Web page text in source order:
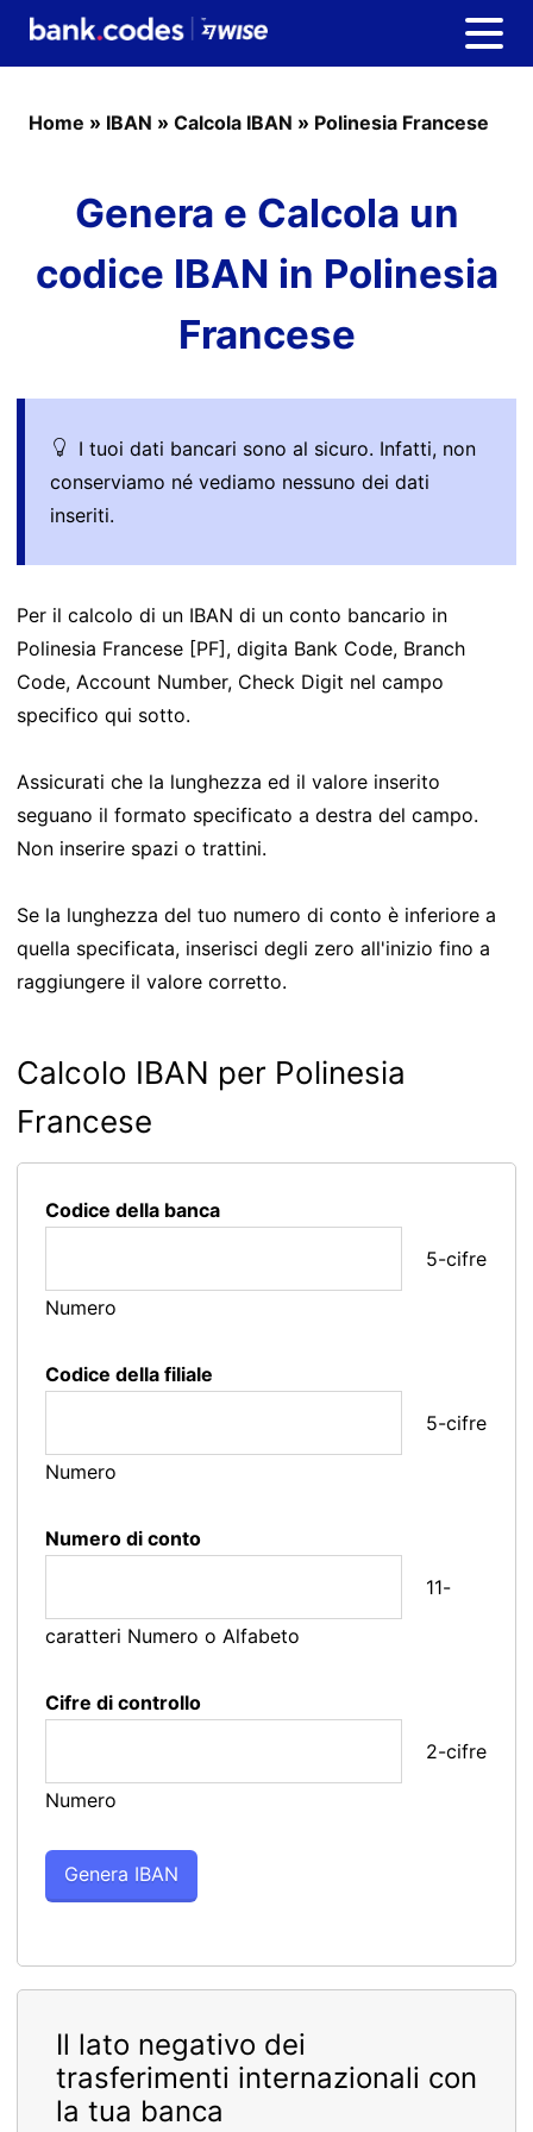
Home » IBAN » Calcola IBAN » Polinesia Francese
Genera e Calcola un
codice IBAN in Polinesia
Francese
I tuoi dati bancari sono al sicuro. Infatti, non
conserviamo né vediamo nessuno dei dati
inseriti.
Per il calcolo di un IBAN di un conto bancario in
Polinesia Francese [PF], digita Bank Code, Branch
Code, Account Number, Check Digit nel campo
specifico qui sotto.
Assicurati che la lunghezza ed il valore inserito
seguano il formato specificato a destra del campo.
Non inserire spazi o trattini.
Se la lunghezza del tuo numero di conto è inferiore a
quella specificata, inserisci degli zero all'inizio fino a
raggiungere il valore corretto.
Calcolo IBAN per Polinesia
Francese
Codice della banca
5-cifre
Numero
Codice della filiale
5-cifre
Numero
Numero di conto
11-
caratteri Numero o Alfabeto
Cifre di controllo
2-cifre
Numero
Il lato negativo dei
trasferimenti internazionali con
la tua banca